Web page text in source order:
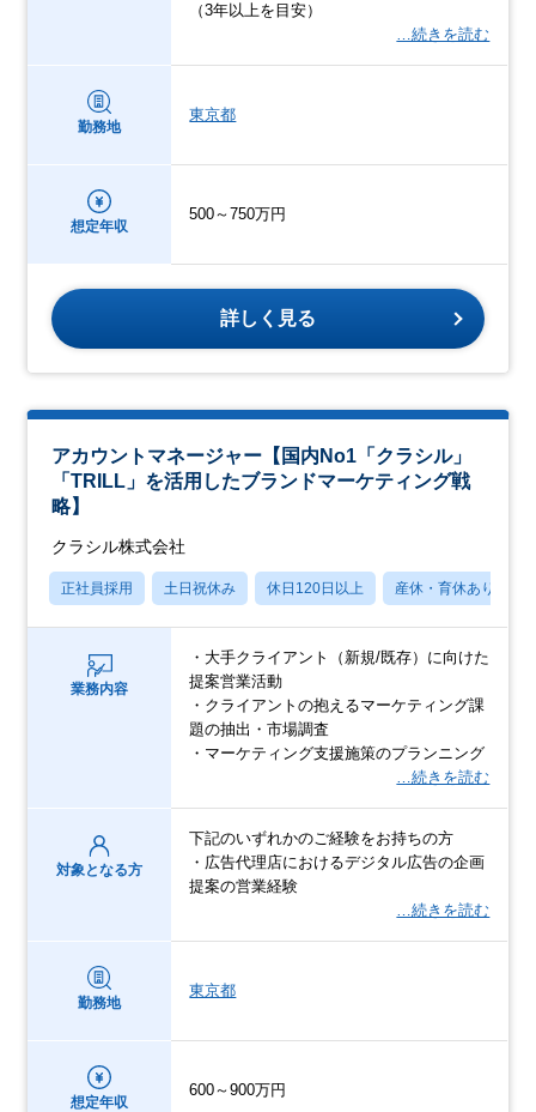
（3年以上を目安）
…続きを読む
勤務地
東京都
想定年収
500～750万円
詳しく見る
アカウントマネージャー【国内No1「クラシル」
「TRILL」を活用したブランドマーケティング戦
略】
クラシル株式会社
正社員採用 土日祝休み 休日120日以上 産休・育休あり
業務内容
・大手クライアント（新規/既存）に向けた
提案営業活動
・クライアントの抱えるマーケティング課
題の抽出・市場調査
・マーケティング支援施策のプランニング
…続きを読む
対象となる方
下記のいずれかのご経験をお持ちの方
・広告代理店におけるデジタル広告の企画
提案の営業経験
…続きを読む
勤務地
東京都
想定年収
600～900万円